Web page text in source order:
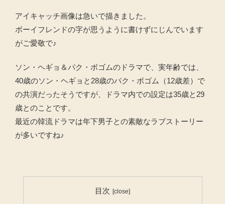
アイキャッチ画像は急いで描きました。
ボーイフレンドの字が思うように書けずにじんでいます
がご愛敬で♪
ソン・ヘギョ＆パク・ボゴムのドラマで、実年齢では、
40歳のソン・ヘギョと28歳のパク・ボゴム（12歳差）で
の共演だったそうですが、ドラマ内での設定は35歳と29
歳とのことです。
最近の韓流ドラマは年下男子との素敵なラブストーリー
が多いですね♪
目次